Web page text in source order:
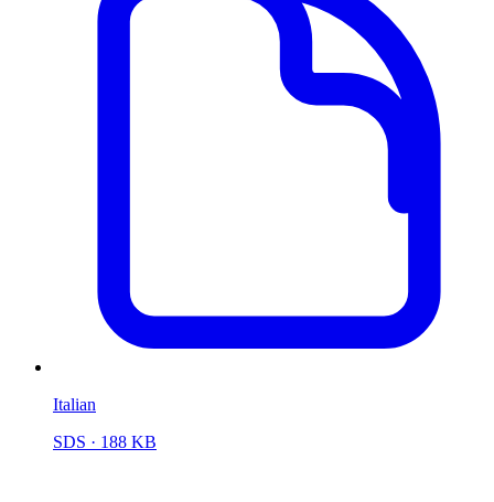
Italian
SDS · 188 KB